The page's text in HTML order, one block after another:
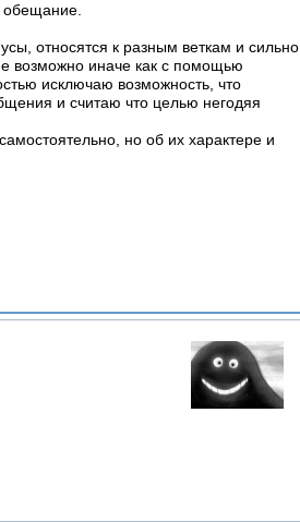
обещание.
относятся к разным веткам и сильно
возможно иначе как с помощью
исключаю возможность, что
и считаю что целью негодяя
но об их характере и